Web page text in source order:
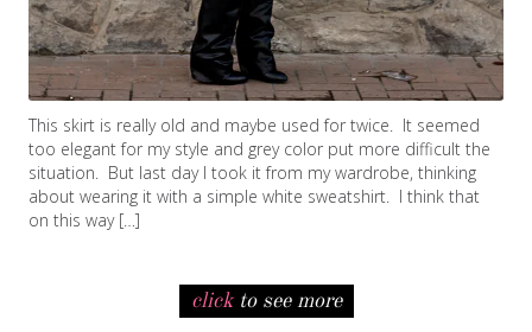
This skirt is really old and maybe used for twice. It seemed
too elegant for my style and grey color put more difficult the
situation. But last day I took it from my wardrobe, thinking
about wearing it with a simple white sweatshirt. I think that
on this way […]
clickto see more